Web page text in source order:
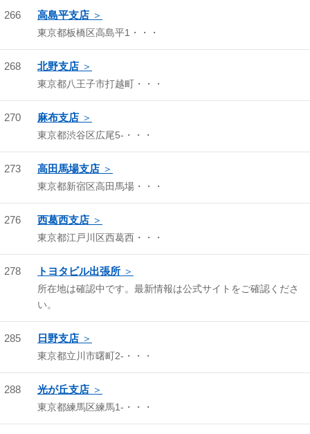
266 高島平支店
東京都板橋区高島平1・・・
268 北野支店
東京都八王子市打越町・・・
270 麻布支店
東京都渋谷区広尾5-・・・
273 高田馬場支店
東京都新宿区高田馬場・・・
276 西葛西支店
東京都江戸川区西葛西・・・
278 トヨタビル出張所
所在地は確認中です。最新情報は公式サイトをご確認くださ
い。
285 日野支店
東京都立川市曙町2-・・・
288 光が丘支店
東京都練馬区練馬1-・・・